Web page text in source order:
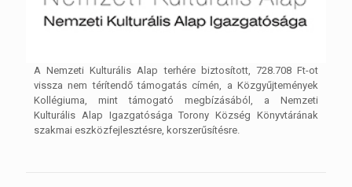
A Nemzeti Kulturális Alap terhére biztosított, 728.708 Ft-ot
vissza nem térítendő támogatás címén, a Közgyűjtemények
Kollégiuma, mint támogató megbízásából, a Nemzeti
Kulturális Alap Igazgatósága Torony Község Könyvtárának
szakmai eszközfejlesztésre, korszerűsítésre.